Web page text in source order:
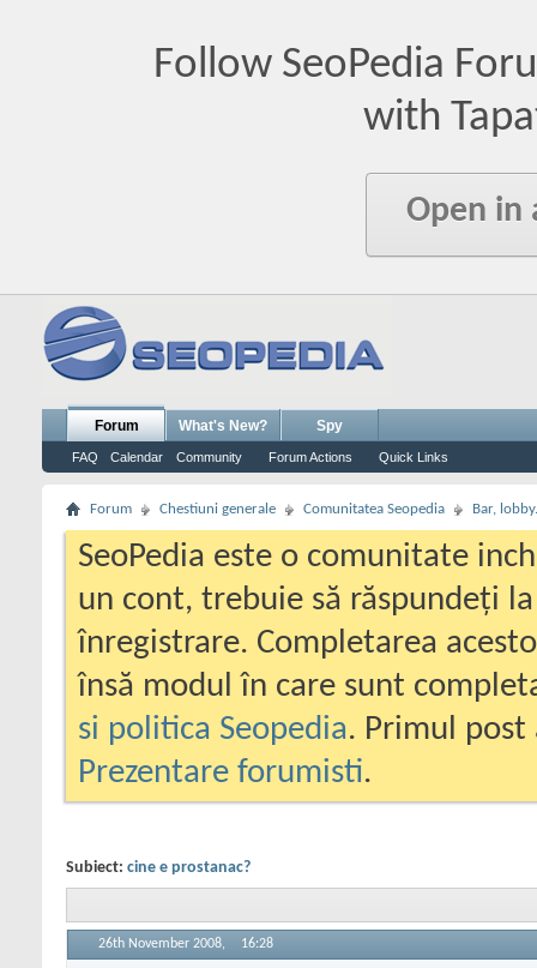
Follow SeoPedia
with
Open in
Forum
FAQ Calendar Community Forum Actions Quick Links
What's New? Spy
Forum Chestiuni generale Comunitatea Seopedia Bar,
SeoPedia este o comunitate
un cont, trebuie să răspundeți
înregistrare. Completarea
însă modul în care sunt
si politica Seopedia. Primul
Prezentare forumisti.
Subiect: cine e prostanac?
26th November 2008, 16:28